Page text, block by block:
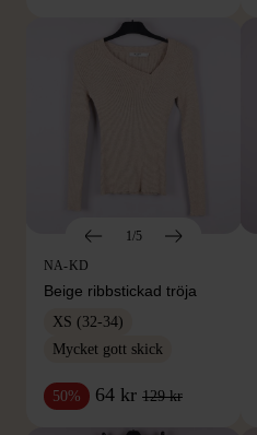
1/5
NA-KD
Beige ribbstickad tröja
XS (32-34)
Mycket gott skick
50% 64 kr 129 kr